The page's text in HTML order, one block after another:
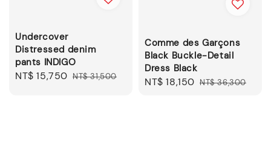
Undercover
Distressed denim
pants INDIGO
Sale
NT$ 15,750 Regular
NT$ 31,500
Comme des Garçons
Black Buckle-Detail
Dress Black
Sale
NT$ 18,150 Regular
NT$ 36,300